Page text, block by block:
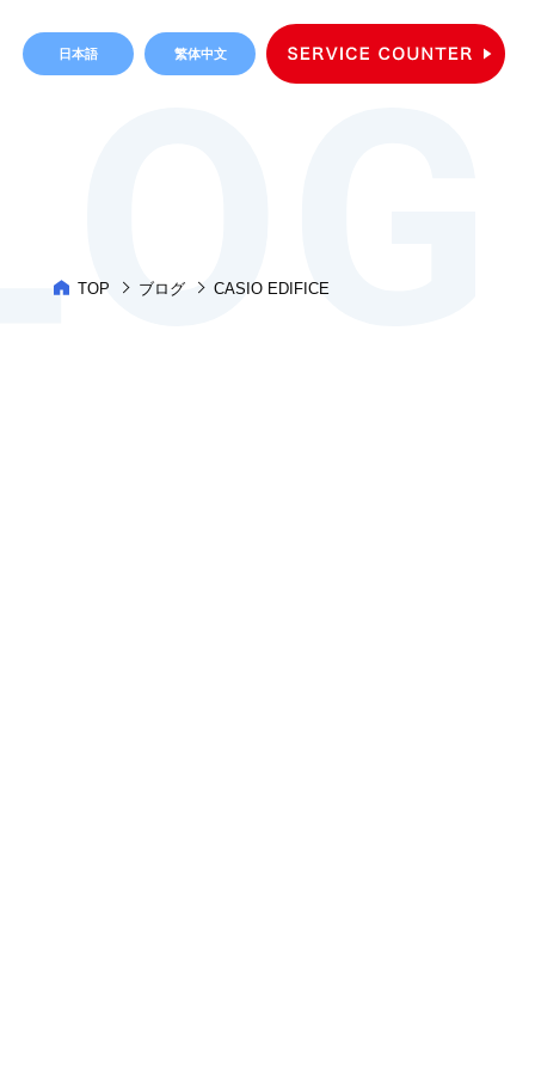
日本語 繁体中文
TOP ブログ CASIO EDIFICE